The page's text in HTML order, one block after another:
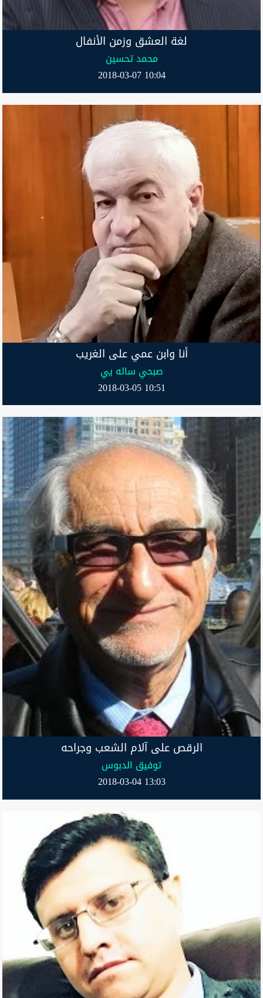
لغة العشق وزمن الأنفال
محمد تحسين
2018-03-07 10:04
أنا وابن عمي على الغريب
صبحي ساله يي
2018-03-05 10:51
الرقص على آلام الشعب وجراحه
توفيق الدبوس
2018-03-04 13:03